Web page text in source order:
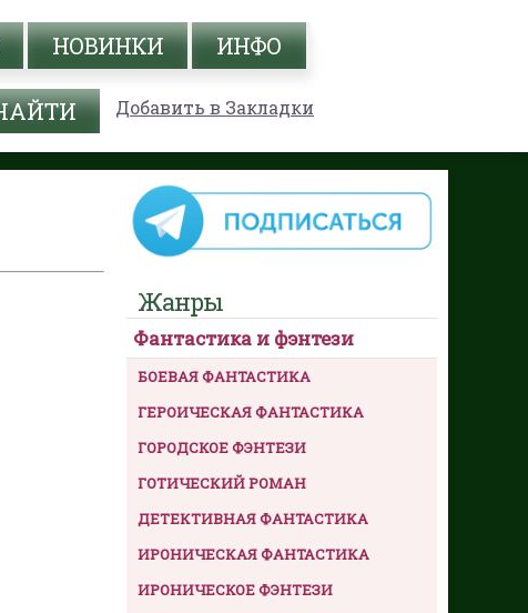
НОВИНКИ ИНФО
Добавить в Закладки
Жанры
Фантастика и фэнтези
БОЕВАЯ ФАНТАСТИКА
ГЕРОИЧЕСКАЯ ФАНТАСТИКА
ГОРОДСКОЕ ФЭНТЕЗИ
ГОТИЧЕСКИЙ РОМАН
ДЕТЕКТИВНАЯ ФАНТАСТИКА
ИРОНИЧЕСКАЯ ФАНТАСТИКА
ИРОНИЧЕСКОЕ ФЭНТЕЗИ